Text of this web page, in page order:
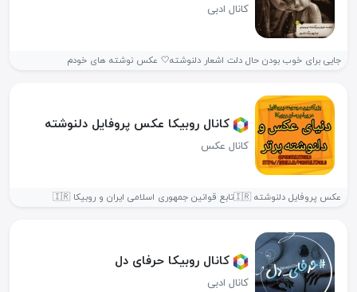
کانال ادبی
جایی برای خوب بودن حال دلت اشعار دلنوشته🤍 عکس نوشته های خودم
کانال روبیکا عکس پروفایل دلنوشته
کانال عکس
عکس پروفایل دلنوشته 🇮🇷تابع قوانین جمهوری اسلامی ایران و روبیکا 🇮🇷
کانال روبیکا حرفای دل
کانال ادبی